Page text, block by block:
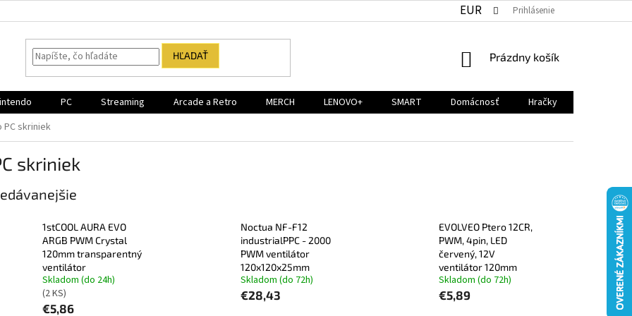
EUR Prihlásenie
HĽADAŤ
NÁKUPNÝ
Prázdny košík
PC Streaming Arcade a Retro MERCH LENOVO+ SMART Domácnosť
Hračky
PC skriniek
skriniek
1stCOOL AURA EVO
ARGB PWM Crystal
120mm transparentný
ventilátor
Skladom (do 24h)
(2 KS)
€5,86
Noctua NF-F12
industrialPPC - 2000
PWM ventilátor
120x120x25mm
Skladom (do 72h)
€28,43
EVOLVEO Ptero 12CR,
PWM, 4pin, LED
červený, 12V
ventilátor 120mm
Skladom (do 72h)
€5,89